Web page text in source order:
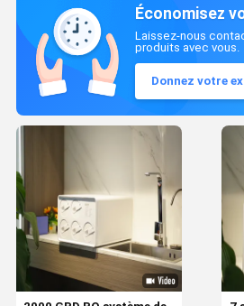
Économisez
Laissez-nous
produits avec vous.
Donnez votre